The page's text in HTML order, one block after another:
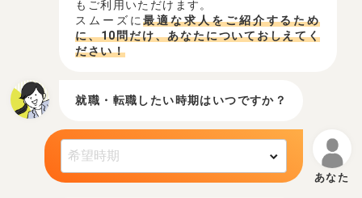
もご利用いただけます。
スムーズに最適な求人をご紹介するため
に、10問だけ、あなたについておしえてく
ださい！
就職・転職したい時期はいつですか？